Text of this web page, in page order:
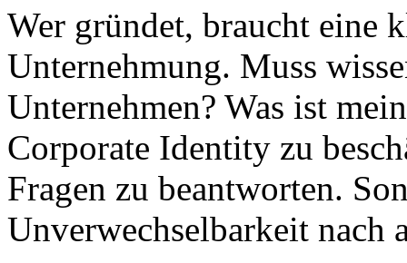
Wer gründet, braucht eine
Unternehmung. Muss
Unternehmen? Was ist
Corporate Identity zu
Fragen zu beantworten.
Unverwechselbarkeit nach